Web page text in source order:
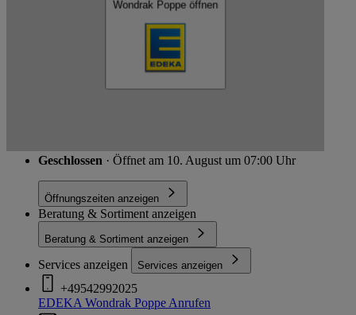
Wondrak Poppe öffnen
Geschlossen · Öffnet am 10. August um 07:00 Uhr
Öffnungszeiten anzeigen
Beratung & Sortiment anzeigen
Beratung & Sortiment anzeigen
Services anzeigen Services anzeigen
+49542992025
EDEKA Wondrak Poppe Anrufen